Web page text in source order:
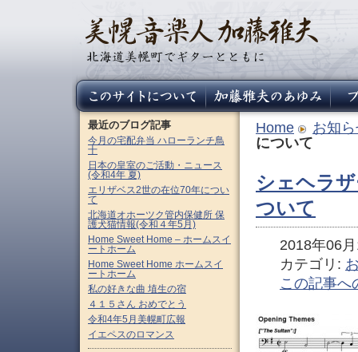
Home
お知
について
シェヘラ
ついて
2018年06
カテゴリ:
この記事へ
最近のブログ記事
今月の宅配弁当 ハローランチ鳥
十
日本の皇室のご活動・ニュース
(令和4年 夏)
エリザベス2世の在位70年につい
て
北海道オホーツク管内保健所 保
護犬猫情報(令和４年5月)
Home Sweet Home – ホームスイ
ートホーム
Home Sweet Home ホームスイ
ートホーム
私の好きな曲 埴生の宿
４１５さん おめでとう
令和4年5月美幌町広報
イエペスのロマンス